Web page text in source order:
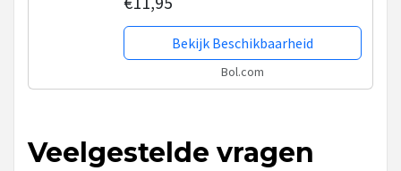
Bekijk Beschikbaarheid
Bol.com
Veelgestelde vragen